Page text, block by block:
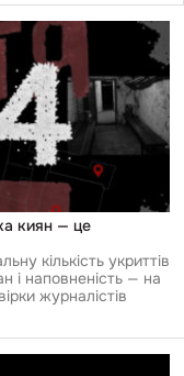
киян — це
кількість укриттів
і наповненість — на
журналістів